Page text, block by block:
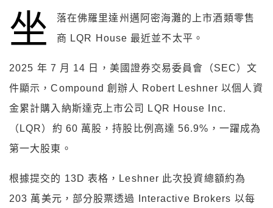
坐
落在佛羅里達州邁阿密海灘的上市酒類零售
商 LQR House 最近並不太平。
2025 年 7 月 14 日，美國證券交易委員會（SEC）文
件顯示，Compound 創辦人 Robert Leshner 以個人資
金累計購入納斯達克上市公司 LQR House Inc.
（LQR）約 60 萬股，持股比例高達 56.9%，一躍成為
第一大股東。
根據提交的 13D 表格，Leshner 此次投資總額約為
203 萬美元，部分股票透過 Interactive Brokers 以每